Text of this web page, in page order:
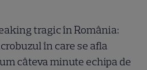
tragic în România:
în care se afla
câteva minute echipa de